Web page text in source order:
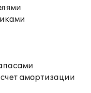
амортизации